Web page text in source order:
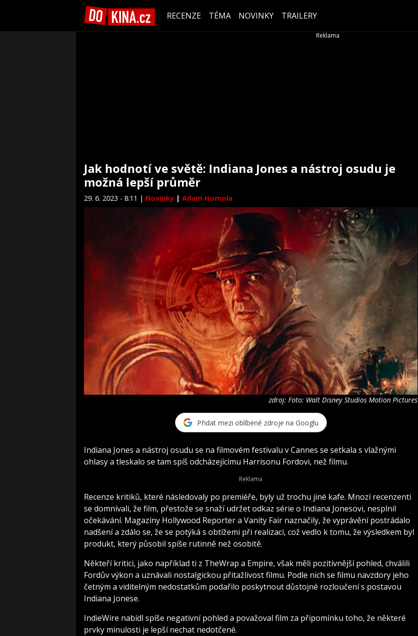
RECENZE TÉMA NOVINKY TRAILERY
Jak hodnotí ve světě: Indiana Jones a nástroj osudu je
možná lepší průměr
29. 6. 2023 - 8:11 | Novinky | Adam Homola
zdroj: Foto: Walt Disney Studios Motion Pictures
Přidat mezi oblíbené zdroje na Googlu
Indiana Jones a nástroj osudu se na filmovém festivalu v Cannes se setkala s vlažnými
ohlasy a tleskalo se tam spíš odcházejícímu Harrisonu Fordovi, než filmu.
Recenze kritiků, které následovaly po premiéře, byly už trochu jiné kafe. Mnozí recenzenti
se domnívali, že film, přestože se snaží udržet odkaz série o Indiana Jonesovi, nesplnil
očekávání. Magazíny Hollywood Reporter a Vanity Fair naznačily, že vyprávění postrádalo
nadšení a zdálo se, že se potýká s obtížemi při realizaci, což vedlo k tomu, že výsledkem byl
produkt, který působil spíše rutinně než osobitě.
Někteří kritici, jako například ti z TheWrap a Empire, však měli pozitivnější pohled, chválili
Fordův výkon a uznávali nostalgickou přitažlivost filmu. Podle nich se filmu navzdory jeho
četným a viditelným nedostatkům podařilo poskytnout důstojné rozloučení s postavou
Indiana Jonese.
IndieWire nabídl spíše negativní pohled a považoval film za připomínku toho, že některé
prvky minulosti je lepší nechat nedotčené.